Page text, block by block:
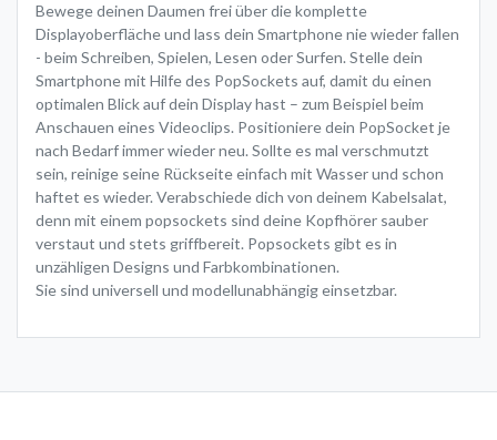
Bewege deinen Daumen frei über die komplette
Displayoberfläche und lass dein Smartphone nie wieder fallen
- beim Schreiben, Spielen, Lesen oder Surfen. Stelle dein
Smartphone mit Hilfe des PopSockets auf, damit du einen
optimalen Blick auf dein Display hast – zum Beispiel beim
Anschauen eines Videoclips. Positioniere dein PopSocket je
nach Bedarf immer wieder neu. Sollte es mal verschmutzt
sein, reinige seine Rückseite einfach mit Wasser und schon
haftet es wieder. Verabschiede dich von deinem Kabelsalat,
denn mit einem popsockets sind deine Kopfhörer sauber
verstaut und stets griffbereit. Popsockets gibt es in
unzähligen Designs und Farbkombinationen.
Sie sind universell und modellunabhängig einsetzbar.